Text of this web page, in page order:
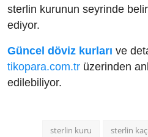
sterlin kurunun seyrinde
ediyor.
Güncel döviz kurları ve
tikopara.com.tr üzerinden
edilebiliyor.
sterlin kuru sterlin